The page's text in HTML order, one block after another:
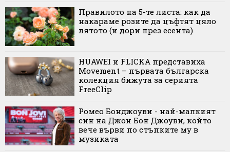
Правилото на 5-те листа: как да
накараме розите да цъфтят цяло
лятото (и дори през есента)
HUAWEI и FLICKA представиха
Movement – първата българска
колекция бижута за серията
FreeClip
Ромео Бонджоуви - най-малкият
син на Джон Бон Джоуви, който
вече върви по стъпките му в
музиката